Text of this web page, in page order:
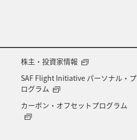
株主・投資家情報
SAF Flight Initiative パーソナル・プ
ログラム
カーボン・オフセットプログラム